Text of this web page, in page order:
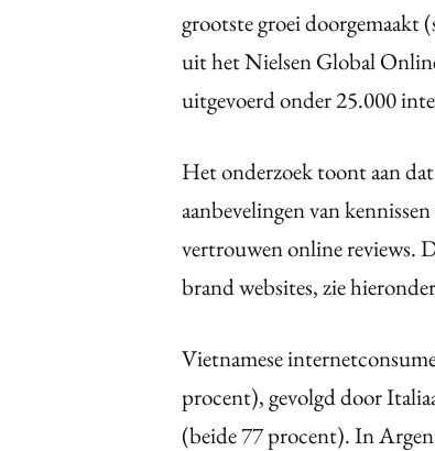
grootste groei
uit het Nielsen Global
uitgevoerd onder 25.000
Het onderzoek toont aan
aanbevelingen van
vertrouwen online reviews.
brand websites, zie
Vietnamese
procent), gevolgd door
(beide 77 procent). In